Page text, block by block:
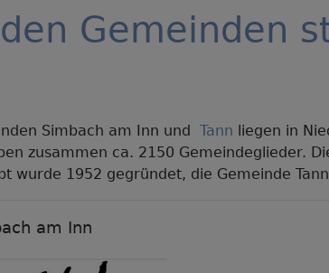
Gemeinden
Simbach am Inn undTann liegen in
zusammen ca. 2150 Gemeindeglieder.
wurde 1952 gegründet, die Gemeinde
am Inn